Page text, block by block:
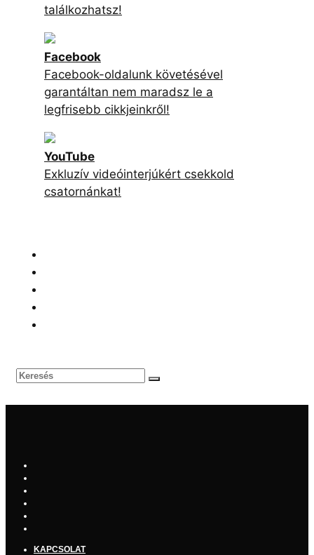
találkozhatsz!
Facebook
Facebook-oldalunk követésével
garantáltan nem maradsz le a
legfrisebb cikkjeinkről!
YouTube
Exkluzív videóinterjúkért csekkold
csatornánkat!
KAPCSOLAT